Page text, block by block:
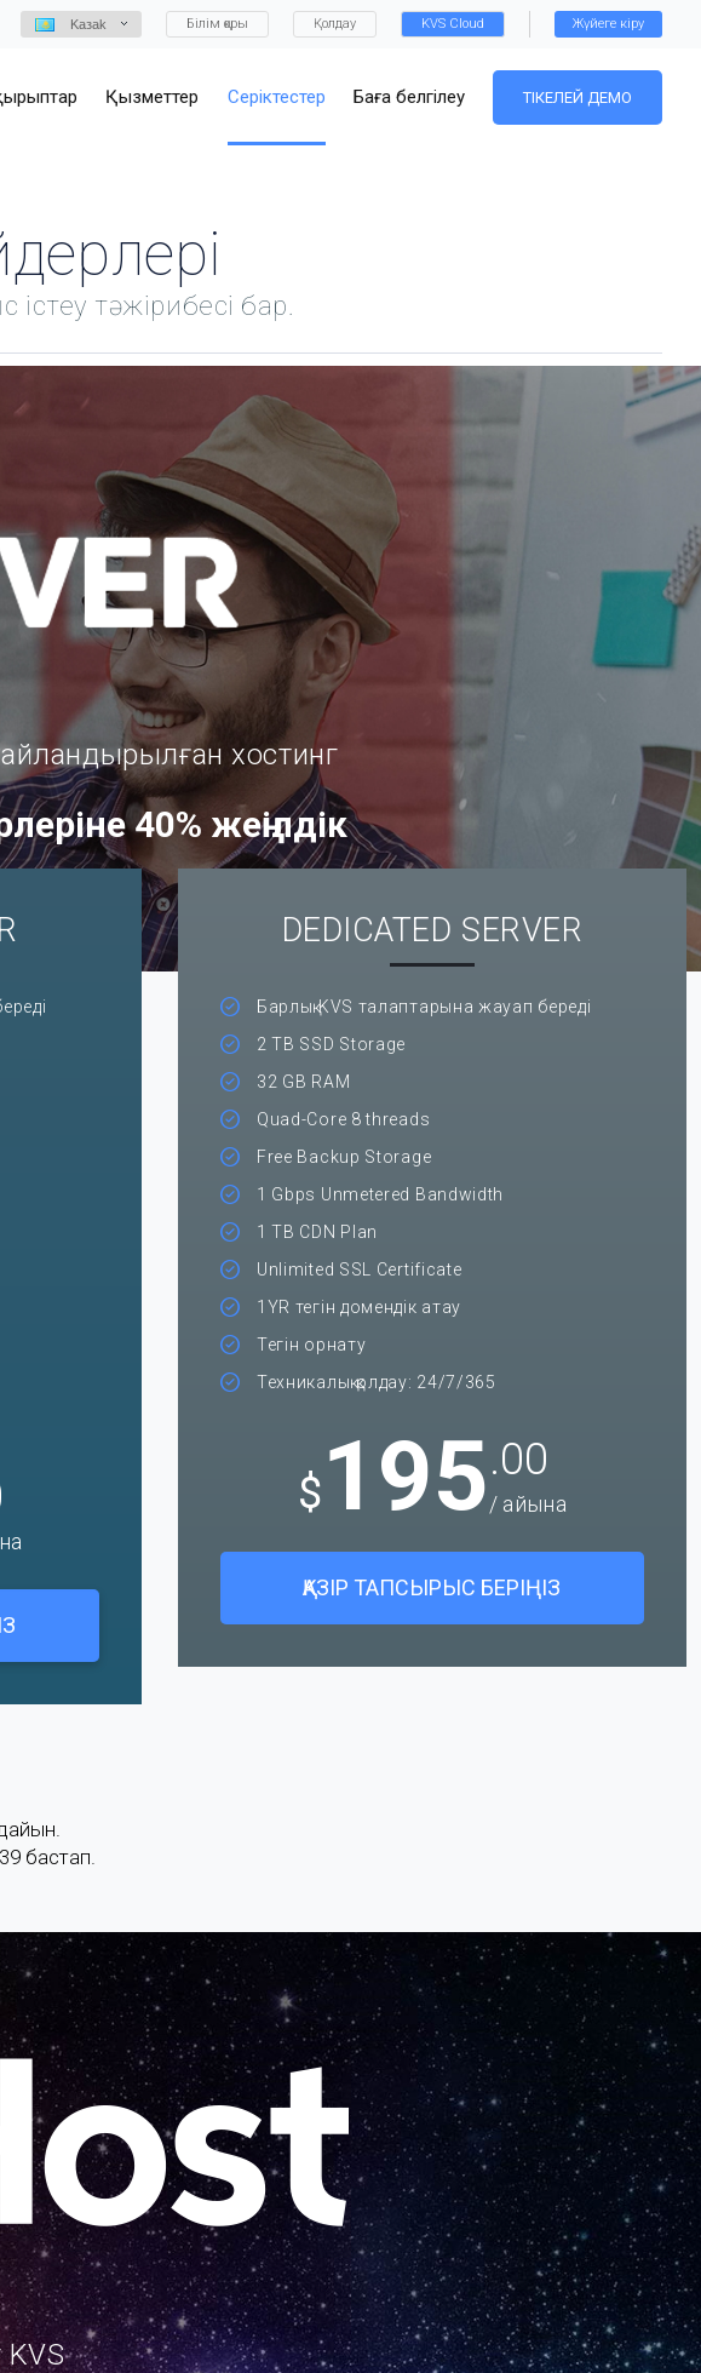
Kазаk Білім қоры Қолдау KVS Cloud Жүйеге кіру
Қызметтер Серіктестер Баға белгілеу ТІКЕЛЕЙ ДЕМО
тәжірибесі бар.
хостинг
40% жеңілдік
DEDICATED SERVER
Барлық KVS талаптарына жауап береді
2 TB SSD Storage
32 GB RAM
Quad-Core 8 threads
Free Backup Storage
1 Gbps Unmetered Bandwidth
1 TB CDN Plan
Unlimited SSL Certificate
1YR тегін домендік атау
Тегін орнату
Техникалық қолдау: 24/7/365
$195.00
/ айына
ҚАЗІР ТАПСЫРЫС БЕРІҢІЗ
бастап.